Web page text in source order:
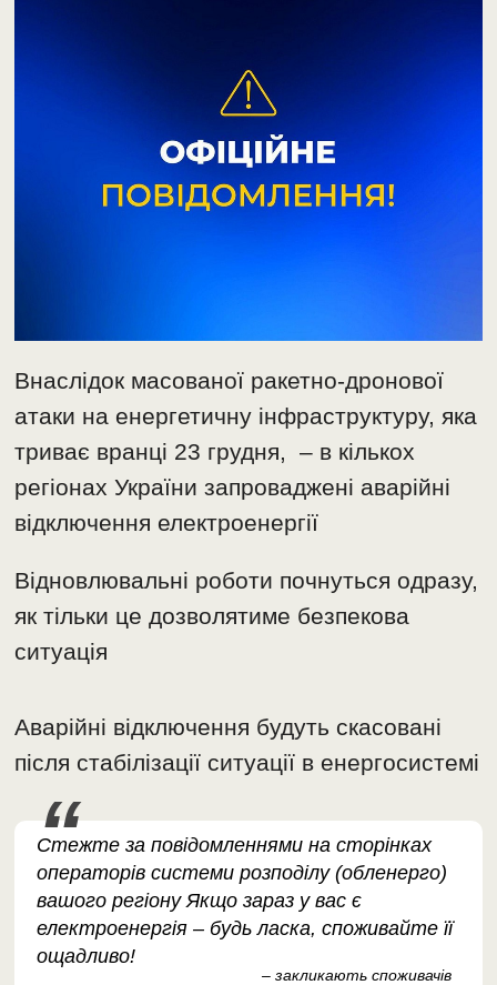
Внаслідок масованої ракетно-дронової
атаки на енергетичну інфраструктуру, яка
триває вранці 23 грудня, – в кількох
регіонах України запроваджені аварійні
відключення електроенергії
Відновлювальні роботи почнуться одразу,
як тільки це дозволятиме безпекова
ситуація
Аварійні відключення будуть скасовані
після стабілізації ситуації в енергосистемі
Стежте за повідомленнями на сторінках
операторів системи розподілу (обленерго)
вашого регіону Якщо зараз у вас є
електроенергія – будь ласка, споживайте її
ощадливо!
– закликають споживачів